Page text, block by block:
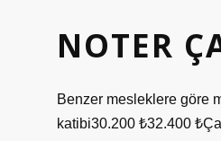
NOTER
Benzer mesleklere göre
katibi30.200 ₺32.400